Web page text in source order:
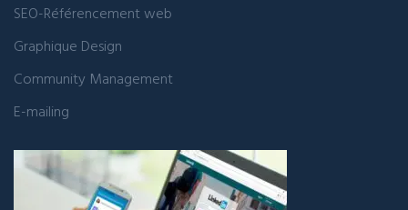
SEO-Référencement web
Graphique Design
Community Management
E-mailing